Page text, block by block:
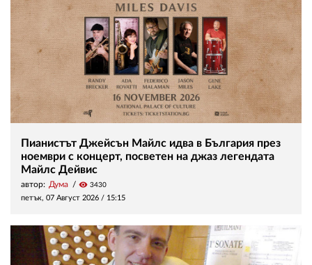
Пианистът Джейсън Майлс идва в България през
ноември с концерт, посветен на джаз легендата
Майлс Дейвис
автор: Дума visibility 3430
петък, 07 Август 2026 / 15:15